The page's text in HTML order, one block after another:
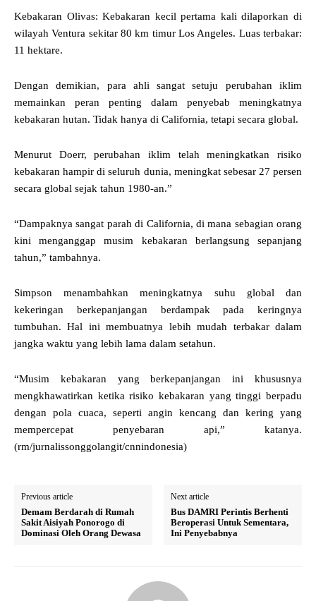
Kebakaran Olivas: Kebakaran kecil pertama kali dilaporkan di
wilayah Ventura sekitar 80 km timur Los Angeles. Luas terbakar:
11 hektare.
Dengan demikian, para ahli sangat setuju perubahan iklim
memainkan peran penting dalam penyebab meningkatnya
kebakaran hutan. Tidak hanya di California, tetapi secara global.
Menurut Doerr, perubahan iklim telah meningkatkan risiko
kebakaran hampir di seluruh dunia, meningkat sebesar 27 persen
secara global sejak tahun 1980-an.”
“Dampaknya sangat parah di California, di mana sebagian orang
kini menganggap musim kebakaran berlangsung sepanjang
tahun,” tambahnya.
Simpson menambahkan meningkatnya suhu global dan
kekeringan berkepanjangan berdampak pada keringnya
tumbuhan. Hal ini membuatnya lebih mudah terbakar dalam
jangka waktu yang lebih lama dalam setahun.
“Musim kebakaran yang berkepanjangan ini khususnya
mengkhawatirkan ketika risiko kebakaran yang tinggi berpadu
dengan pola cuaca, seperti angin kencang dan kering yang
mempercepat penyebaran api,” katanya.
(rm/jurnalissonggolangit/cnnindonesia)
Previous article
Demam Berdarah di Rumah
Sakit Aisiyah Ponorogo di
Dominasi Oleh Orang Dewasa
Next article
Bus DAMRI Perintis Berhenti
Beroperasi Untuk Sementara,
Ini Penyebabnya